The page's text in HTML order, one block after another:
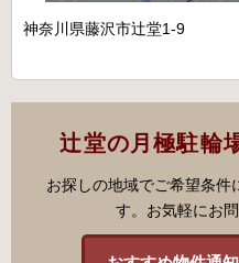
神奈川県藤沢市辻堂1-9
辻堂の月極駐輪
お探しの地域でご希望条件
す。お気軽にお